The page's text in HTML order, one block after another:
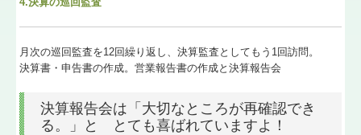
月次の巡回監査を12回繰り返し、決算監査としてもう1回訪問。
決算書・申告書の作成。営業報告書の作成と決算報告会
決算報告会は「大切なところが再確認でき
る。」と とても喜ばれていますよ！